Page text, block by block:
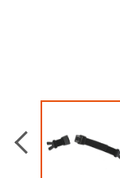
Previous